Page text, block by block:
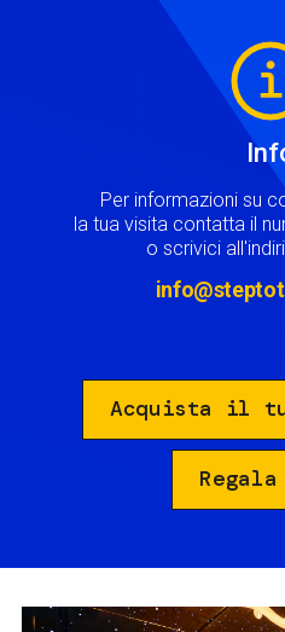
Per informazioni su
la tua visita contatta il
o scrivici
Acquista il
Regala